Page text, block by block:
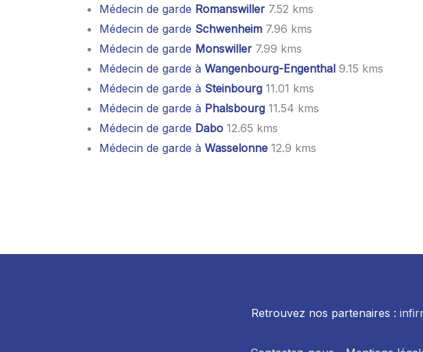
Médecin de garde Romanswiller 7.52 kms
Médecin de garde Schwenheim 7.96 kms
Médecin de garde Monswiller 7.99 kms
Médecin de garde à Wangenbourg-Engenthal 9.15 kms
Médecin de garde à Steinbourg 11.01 kms
Médecin de garde à Phalsbourg 11.54 kms
Médecin de garde Dabo 12.65 kms
Médecin de garde à Wasselonne 12.9 kms
Retrouvez nos partenaires :